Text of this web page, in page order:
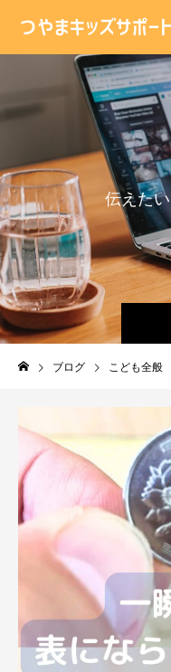
伝えたい
ブログ こども全般